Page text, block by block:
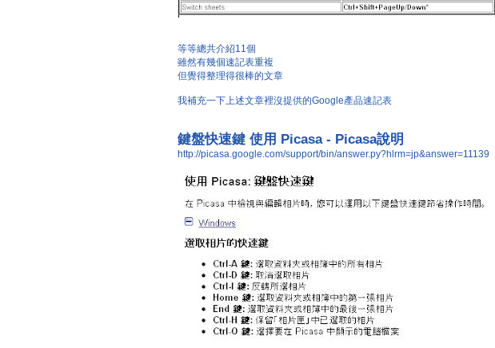
等等總共介紹11個
雖然有幾個速記表重複
但覺得整理得很棒的文章
我補充一下上述文章裡沒提供的Google產品速記表
鍵盤快速鍵 使用 Picasa - Picasa說明
http://picasa.google.com/support/bin/answer.py?hlrm=jp&answer=11139